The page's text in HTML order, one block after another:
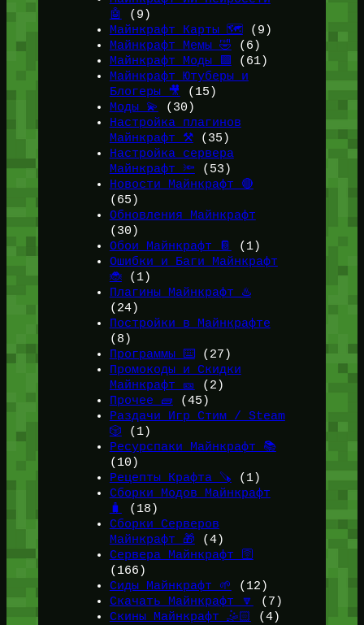
🤖
(9)
Майнкрафт Карты 🗺️(9)
Майнкрафт Мемы 🤣 (6)
Майнкрафт Моды 🟩 (61)
Майнкрафт Ютуберы и
Блогеры 🎥
(15)
Моды 💫
(30)
Настройка плагинов
Майнкрафт ⚒️(35)
Настройка сервера
Майнкрафт 🔦 (53)
Новости Майнкрафт 🔴
(65)
Обновления Майнкрафт
(30)
Обои Майнкрафт 📔
(1)
Ошибки и Баги Майнкрафт
🐞(1)
Плагины Майнкрафт ♨️
(24)
Постройки в Майнкрафте
(8)
Программы ⌨️(27)
Промокоды и Скидки
Майнкрафт 🎫
(2)
Прочее 🧱 (45)
Раздачи Игр Стим / Steam
🎲 (1)
Ресурспаки Майнкрафт 📚
(10)
Рецепты Крафта 🪚 (1)
Сборки Модов Майнкрафт
🧳
(18)
Сборки Серверов
Майнкрафт 🎁 (4)
Сервера Майнкрафт 🛜
(166)
Сиды Майнкрафт 🌱
(12)
Скачать Майнкрафт 🔽
(7)
Скины Майнкрафт 🤹🏻
(4)